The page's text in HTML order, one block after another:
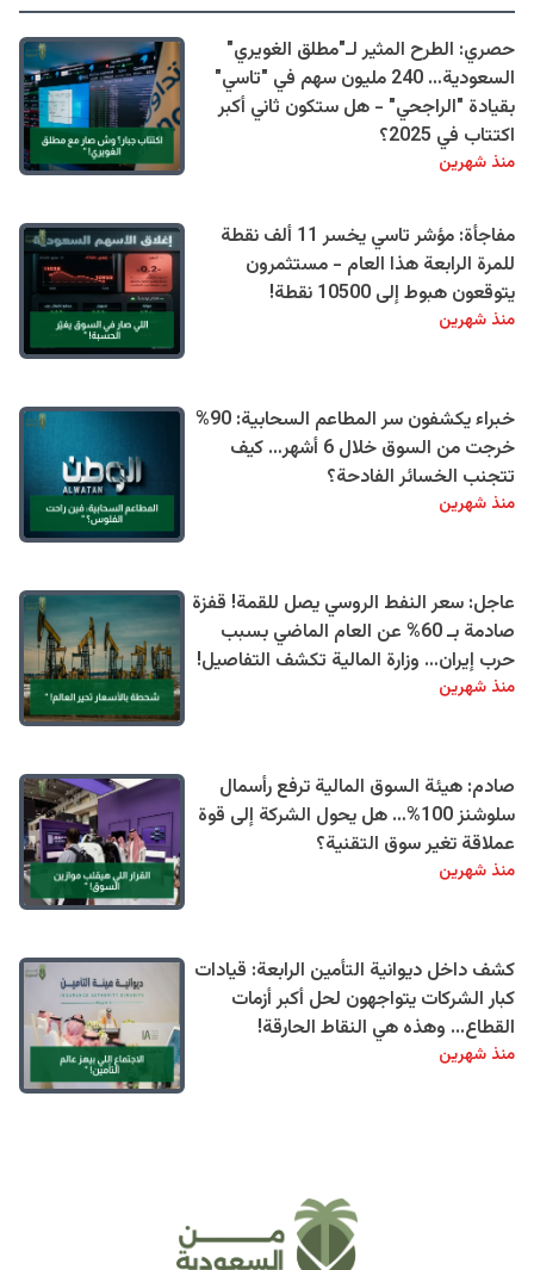
حصري: الطرح المثير لـ"مطلق الغويري"
السعودية… 240 مليون سهم في "تاسي"
بقيادة "الراجحي" - هل ستكون ثاني أكبر
اكتتاب في 2025؟
منذ شهرين
مفاجأة: مؤشر تاسي يخسر 11 ألف نقطة
للمرة الرابعة هذا العام - مستثمرون
يتوقعون هبوط إلى 10500 نقطة!
منذ شهرين
خبراء يكشفون سر المطاعم السحابية: 90%
خرجت من السوق خلال 6 أشهر… كيف
تتجنب الخسائر الفادحة؟
منذ شهرين
عاجل: سعر النفط الروسي يصل للقمة! قفزة
صادمة بـ 60% عن العام الماضي بسبب
حرب إيران… وزارة المالية تكشف التفاصيل!
منذ شهرين
صادم: هيئة السوق المالية ترفع رأسمال
سلوشنز 100%… هل يحول الشركة إلى قوة
عملاقة تغير سوق التقنية؟
منذ شهرين
كشف داخل ديوانية التأمين الرابعة: قيادات
كبار الشركات يتواجهون لحل أكبر أزمات
القطاع... وهذه هي النقاط الحارقة!
منذ شهرين